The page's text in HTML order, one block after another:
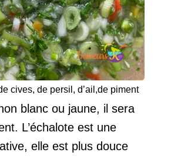
cives, de persil, d’ail,de piment
blanc ou jaune, il sera
L’échalote est une
elle est plus douce